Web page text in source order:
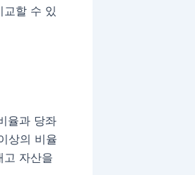
할 수 있
율과 당좌
상의 비율
고 자산을